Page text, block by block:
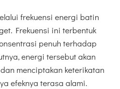
frekuensi energi batin
Frekuensi ini terbentuk
penuh terhadap
energi tersebut akan
menciptakan keterikatan
efeknya terasa alami.